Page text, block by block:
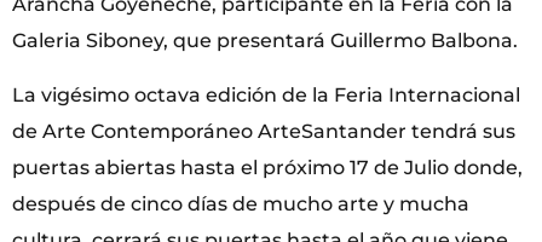
Galeria Siboney, que presentará Guillermo Balbona.
La vigésimo octava edición de la Feria Internacional
de Arte Contemporáneo ArteSantander tendrá sus
puertas abiertas hasta el próximo 17 de Julio donde,
después de cinco días de mucho arte y mucha